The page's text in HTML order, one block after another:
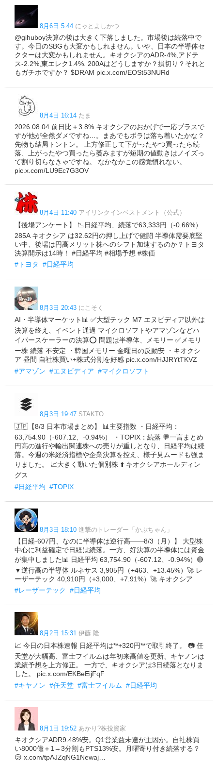
8月6日 5:44 にゃとよしかつ
@gihuboy決算の後は大きく下落しました。市場後は続落中で
す。今日のSBGも大変かもしれません。いや、日本の半導体セ
クターは大変かもしれません。キオクシアのADR-4%,アドテ
ス-2.2%,東エレク1.4%. 200Aはどうしますか？損切り？それと
もガチホですか？ $DRAM pic.x.com/EOSt53NURd
8月4日 16:14 たま
2026.08.04 前日比＋3.8% キオクシアのおかげで一応プラスで
すが他が全然ダメですね…。まあでもボラは落ち着いたかな？
先物も結局トントン。 上方修正して下がったやつ買ったら続
落、上がったやつ買ったら萎みますが短期の値動きはノイズっ
て割り切らなきゃですね。 なかなかこの感覚慣れない。
pic.x.com/LU9Ec7G3OV
8月4日 11:40 アイリンクインベストメント（公式）
【後場アンケート】 📉日経平均、続落で63,333円（-0.66%）
285A キオクシア は32.62円の押し上げで健闘 半導体需要底堅
い中、後場は円高メリット株へのシフト加速するのか？トヨタ
決算開示は14時！ #日経平均 #相場予想 #株価
#トヨタ
#日経平均
8月3日 20:43 にこそく
AI・半導体マーケット📊 ✅大型テック M7 エヌビディア以外は
決算を終え、イベント通過 マイクロソフトやアマゾンなどハ
イパースケーラーの決算⭕️ 問題は半導体、メモリー ✅メモリ
ー株 続落 不安定 ・韓国メモリー 金曜日の反動安 ・キオクシ
ア 昼間 自社株買い+株式分割を好感 pic.x.com/HJJRYtTKVZ
#アマゾン #エヌビディア #マイクロソフト
8月3日 19:47 STAKTO
🇯🇵【8/3 日本市場まとめ】 📊主要指数 ・日経平均：
63,754.90（-607.12、-0.94%） ・TOPIX：続落 💬一言まとめ
円高の進行や輸出関連株への売りが重しとなり、日経平均は続
落。今週の米経済指標や企業決算を控え、様子見ムードも強ま
りました。 📈大きく動いた個別株 ⬆️ キオクシアホールディン
グス
#日経平均 #TOPIX
8月3日 18:10 進撃のトレーダー「かぶちゃん」
【日経-607円、なのに半導体は逆行高——8/3（月）】 大型株
中心に利益確定で日経は続落。一方、好決算の半導体には資金
が集中しました📊 日経平均 63,754.90（-607.12、-0.94%）🔴
▼逆行高の半導体 ルネサス 3,905円（+463、+13.45%）🚀 レ
ーザーテック 40,910円（+3,000、+7.91%）🚀 キオクシア
#レーザーテック
#日経平均
8月2日 15:31 伊藤 隆
📈 今日の日本株速報 日経平均は**+320円**で取引終了。 📷 任
天堂が大幅高、富士フイルムは年初来高値を更新、キヤノンは
業績予想を上方修正。 一方で、キオクシアは3日続落となりま
した。 pic.x.com/EKBeEijFqF
#キヤノン #任天堂 #富士フイルム #日経平均
8月1日 19:52 あかり?株投資家
キオクシアADR9.48%安。Q1営業益未達が主因か。自社株買
い8000億＋1→3分割もPTS13%安。月曜寄り付き続落する？
😕 x.com/tpAJZqNG1Newaj…